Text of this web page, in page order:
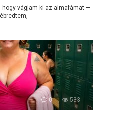
vágjam ki az almafámat —
0 533